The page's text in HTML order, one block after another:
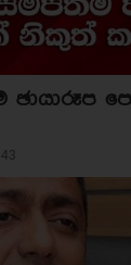
ඡායාරූප